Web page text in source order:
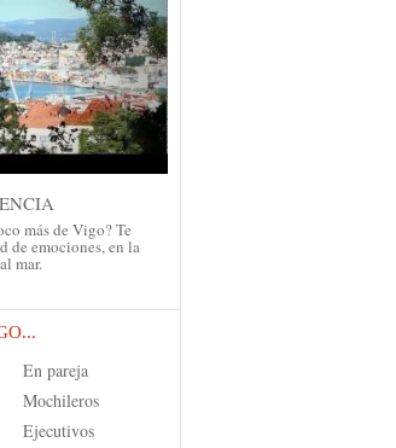
más de Vigo? Te
de emociones, en la
mar.
En pareja
Mochileros
Ejecutivos